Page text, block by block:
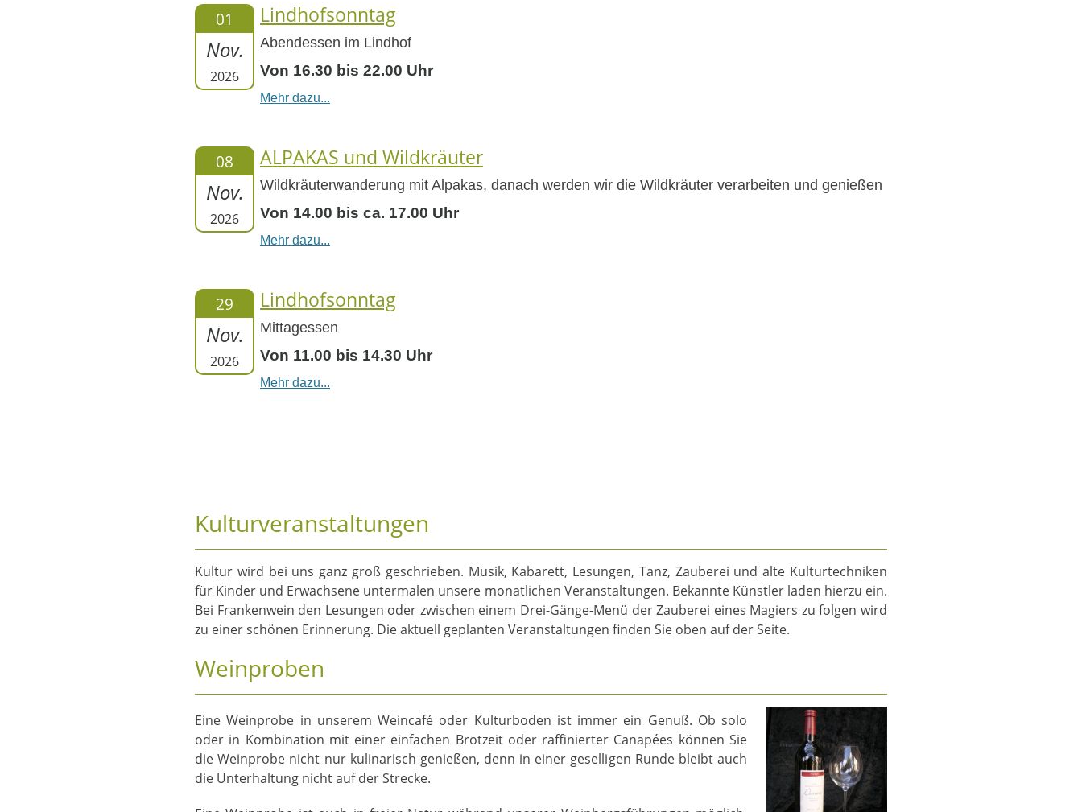
01
Nov.
2026
Lindhofsonntag
Abendessen im Lindhof
Von 16.30 bis 22.00 Uhr
Mehr dazu...
08
Nov.
2026
ALPAKAS und Wildkräuter
Wildkräuterwanderung mit Alpakas, danach werden wir die Wildkräuter verarbeiten und genießen
Von 14.00 bis ca. 17.00 Uhr
Mehr dazu...
29
Nov.
2026
Lindhofsonntag
Mittagessen
Von 11.00 bis 14.30 Uhr
Mehr dazu...
Kulturveranstaltungen
Kultur wird bei uns ganz groß geschrieben. Musik, Kabarett, Lesungen, Tanz, Zauberei und alte Kulturtechniken
für Kinder und Erwachsene untermalen unsere monatlichen Veranstaltungen. Bekannte Künstler laden hierzu ein.
Bei Frankenwein den Lesungen oder zwischen einem Drei-Gänge-Menü der Zauberei eines Magiers zu folgen wird
zu einer schönen Erinnerung. Die aktuell geplanten Veranstaltungen finden Sie oben auf der Seite.
Weinproben
Eine Weinprobe in unserem Weincafé oder Kulturboden ist immer ein Genuß. Ob solo
oder in Kombination mit einer einfachen Brotzeit oder raffinierter Canapées können Sie
die Weinprobe nicht nur kulinarisch genießen, denn in einer geselligen Runde bleibt auch
die Unterhaltung nicht auf der Strecke.